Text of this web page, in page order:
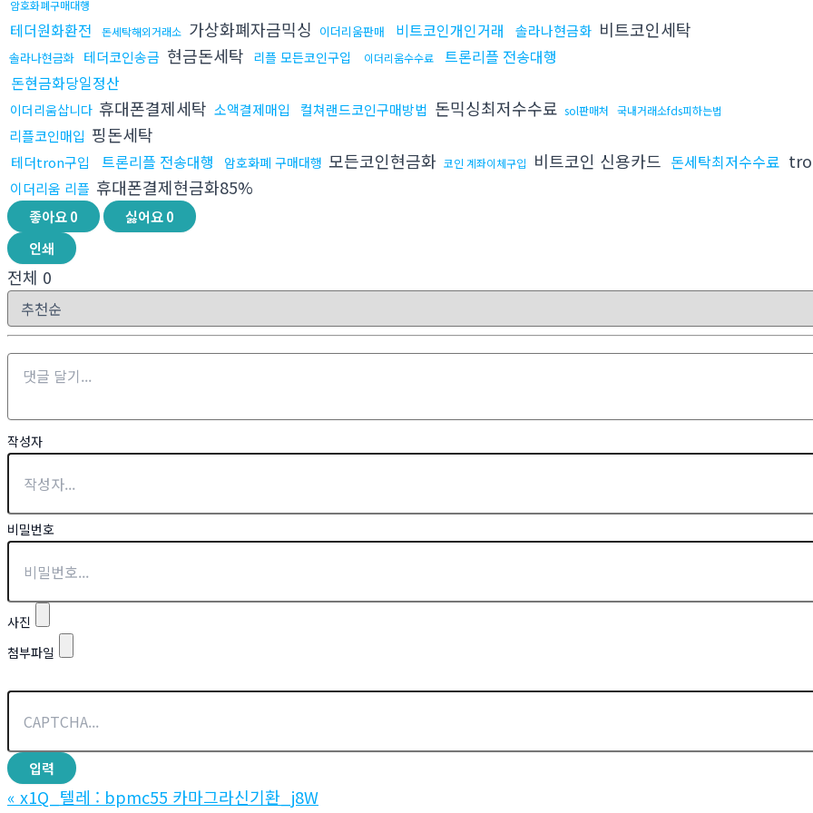
암호화폐구매대행
테더원화환전 돈세탁해외거래소 가상화폐자금믹싱 이더리움판매 비트코인개인거래 솔라나현금화 비트코인세탁
솔라나현금화 테더코인송금 현금돈세탁 리플 모든코인구입 이더리움수수료
트론리플 전송대행
돈현금화당일정산
이더리움삽니다 휴대폰결제세탁 소액결제매입 컬쳐랜드코인구매방법 돈믹싱최저수수료 sol판매처 국내거래소fds피하는법
리플코인매입 핑돈세탁
테더tron구입 트론리플 전송대행 암호화폐 구매대행 모든코인현금화 코인 계좌이체구입 비트코인 신용카드 돈세탁최저수수료
이더리움 리플 휴대폰결제현금화85%
좋아요0 싫어요0
인쇄
전체 0
작성자
비밀번호
사진
첨부파일
« x1Q_텔레 : bpmc55 카마그라신기환_j8W